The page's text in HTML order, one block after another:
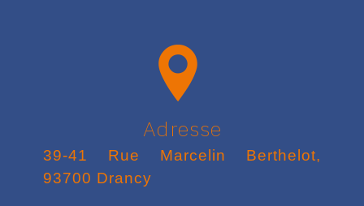
Adresse
39-41 Rue Marcelin Berthelot,
93700 Drancy